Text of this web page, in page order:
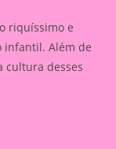
riquíssimo e
infantil. Além de
cultura desses